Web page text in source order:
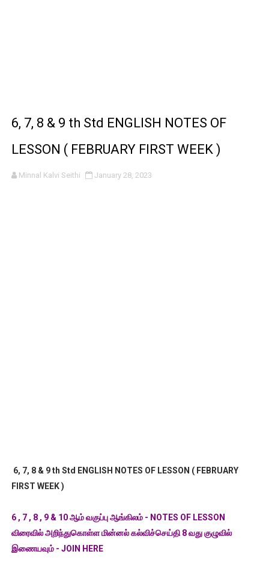
6, 7, 8 & 9 th Std ENGLISH NOTES OF
LESSON ( FEBRUARY FIRST WEEK )
Minnal Kalvi Seithi January 28, 2023
6, 7, 8 & 9 th Std ENGLISH NOTES OF LESSON ( FEBRUARY
FIRST WEEK )
6 , 7 , 8 , 9 & 10 ஆம் வகுப்பு ஆங்கிலம் - NOTES OF LESSON
விரைவில் அறிந்துகொள்ள மின்னல் கல்விச்செய்தி 8 வது குழுவில்
இணையவும் - JOIN HERE